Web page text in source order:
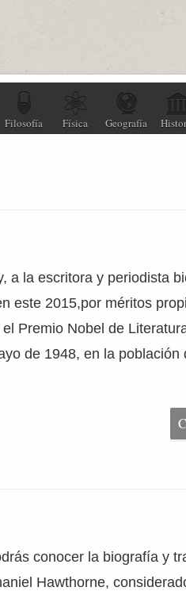
Filosofía Física Geografía
a la escritora y periodista
este 2015,por méritos
Premio Nobel de
de 1948, en la población
conocer la biografía y
Hawthorne,